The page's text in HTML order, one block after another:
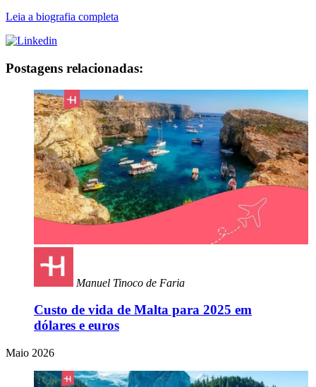
Leia a biografia completa
Postagens relacionadas:
Manuel Tinoco de Faria
Custo de vida de Malta para 2025 em
dólares e euros
Maio 2026